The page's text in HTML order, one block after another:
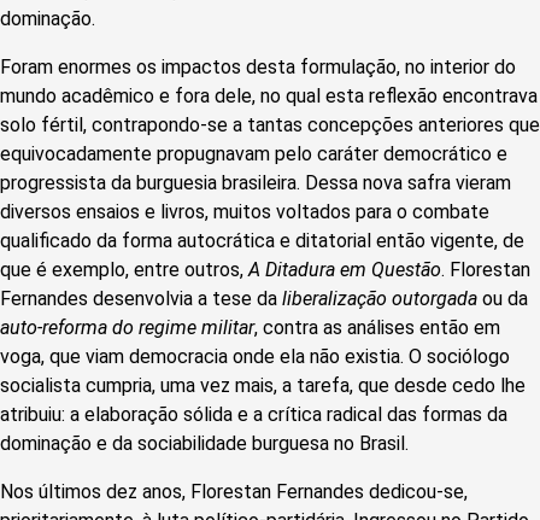
dominação.
Foram enormes os impactos desta formulação, no interior do
mundo acadêmico e fora dele, no qual esta reflexão encontrava
solo fértil, contrapondo-se a tantas concepções anteriores que
equivocadamente propugnavam pelo caráter democrático e
progressista da burguesia brasileira. Dessa nova safra vieram
diversos ensaios e livros, muitos voltados para o combate
qualificado da forma autocrática e ditatorial então vigente, de
que é exemplo, entre outros,A Ditadura em Questão. Florestan
Fernandes desenvolvia a tese da liberalização outorgada ou da
auto-reforma do regime militar, contra as análises então em
voga, que viam democracia onde ela não existia. O sociólogo
socialista cumpria, uma vez mais, a tarefa, que desde cedo lhe
atribuiu: a elaboração sólida e a crítica radical das formas da
dominação e da sociabilidade burguesa no Brasil.
Nos últimos dez anos, Florestan Fernandes dedicou-se,